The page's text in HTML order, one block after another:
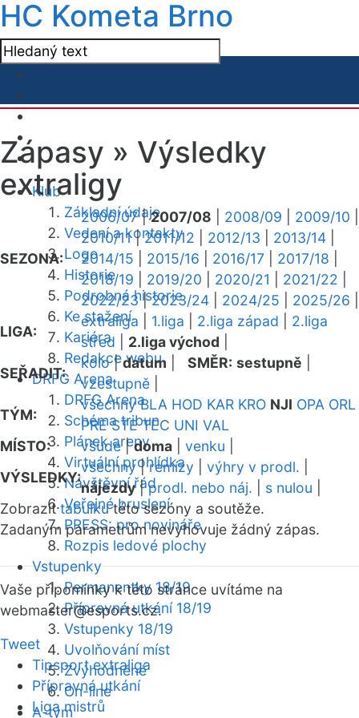
HC Kometa Brno
Klub
Základní údaje
Vedení a kontakty
Logo
Historie
Podrobná historie
Ke stažení
Kariéra
Redakce webu
DRFG Arena
DRFG Arena
Schéma tribun
Plánek areny
Virtuální prohlídka
Návštěvní řád
Veřejné bruslení
PRESS: pro novináře
Rozpis ledové plochy
Vstupenky
Permanentky 18/19
Přípravná utkání 18/19
Vstupenky 18/19
Uvolňování míst
Zvýhodněné
On-line
A-tým
Zápasy » Výsledky
extraligy
SEZONA:
2006/07|2007/08 2008/09 2009/10
2010/11|2011/12 2012/13 2013/14
2014/15
2015/16 2016/17 2017/18
2018/19
2019/20 2020/21 2021/22
2022/23|2023/24 2024/25 2025/26
LIGA:
extraliga 1.liga 2.liga západ
2.liga
střed
2.liga východ
SEŘADIT:
kolo|datum SMĚR: sestupně
vzestupně
TÝM:
všechny BLA HOD KAR KRO NJI OPA ORL
PRE STE TEC UNI VAL
MÍSTO:
všude|doma venku
VÝSLEDKY:
všechny|remízy výhry v prodl.
nájezdy|prodl. nebo náj. s nulou
Zobrazittabulkutéto sezóny a soutěže.
Zadaným parametrům nevyhovuje žádný zápas.
Vaše připomínky k této stránce uvítáme na
webmaster@esports.cz.
Tweet
Tipsport extraliga
Přípravná utkání
Liga mistrů